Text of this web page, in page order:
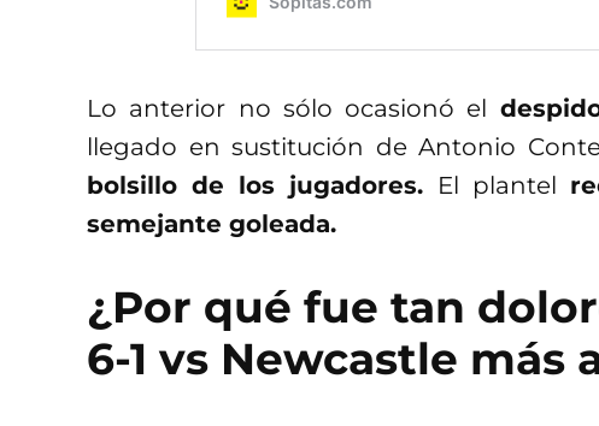
Lo anterior no sólo ocasionó el
llegado en sustitución de Antonio
bolsillo de los jugadores. El plantel
semejante goleada.
¿Por qué fue tan
6-1 vs Newcastle más